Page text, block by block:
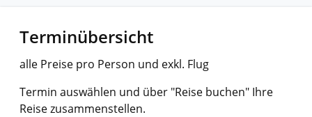
Terminübersicht
alle Preise pro Person und exkl. Flug
Termin auswählen und über "Reise buchen" Ihre
Reise zusammenstellen.